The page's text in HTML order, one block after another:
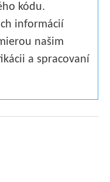
kódu.
informácií
našim
a spracovaní